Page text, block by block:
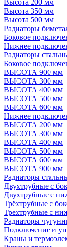
Высота 200 мм
Высота 350 мм
Высота 500 мм
Радиаторы
Боковое
Нижнее
Радиаторы
Боковое
ВЫСОТА 900 мм
ВЫСОТА 300 мм
ВЫСОТА 400 мм
ВЫСОТА 500 мм
ВЫСОТА 600 мм
Нижнее
ВЫСОТА 200 мм
ВЫСОТА 300 мм
ВЫСОТА 400 мм
ВЫСОТА 500 мм
ВЫСОТА 600 мм
ВЫСОТА 900 мм
Радиаторы
Двухтрубные с
Двухтрубные с
Трёхтрубные с
Трехтрубные с
Радиаторы
Подключение и
Краны и